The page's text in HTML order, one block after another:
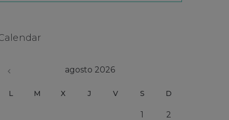
agosto 2026
L M X J V S D
1 2